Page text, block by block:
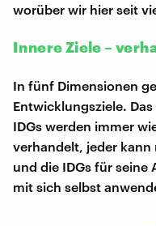
worüber wir hier seit
Innere Ziele –
In fünf Dimensionen
Entwicklungsziele.
IDGs werden immer
verhandelt, jeder
und die IDGs für
mit sich selbst